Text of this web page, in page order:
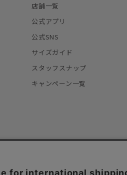
店舗一覧
公式アプリ
公式SNS
サイズガイド
スタッフスナップ
キャンペーン一覧